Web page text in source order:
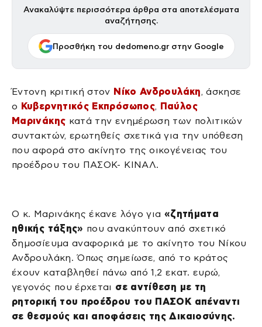
Ανακαλύψτε περισσότερα άρθρα στα αποτελέσματα
αναζήτησης.
Προσθήκη του dedomeno.gr στην Google
Έντονη κριτική στον Νίκο Ανδρουλάκη, άσκησε
ο Κυβερνητικός Εκπρόσωπος, Παύλος
Μαρινάκης κατά την ενημέρωση των πολιτικών
συντακτών, ερωτηθείς σχετικά για την υπόθεση
που αφορά στο ακίνητο της οικογένειας του
προέδρου του ΠΑΣΟΚ- ΚΙΝΑΛ.
Ο κ. Μαρινάκης έκανε λόγο για «ζητήματα
ηθικής τάξης» που ανακύπτουν από σχετικό
δημοσίευμα αναφορικά με το ακίνητο του Νίκου
Ανδρουλάκη. Όπως σημείωσε, από το κράτος
έχουν καταβληθεί πάνω από 1,2 εκατ. ευρώ,
γεγονός που έρχεται σε αντίθεση με τη
ρητορική του προέδρου του ΠΑΣΟΚ απέναντι
σε θεσμούς και αποφάσεις της Δικαιοσύνης.